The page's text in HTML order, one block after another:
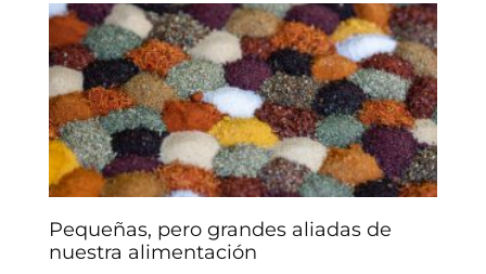
Pequeñas, pero grandes aliadas de
nuestra alimentación